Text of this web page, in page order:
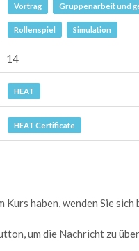
Vortrag Gruppenarbeit und
Rollenspiel Simulation
14
HEAT
HEAT Certificate
Kurs haben, wenden Sie sich
um die Nachricht zu